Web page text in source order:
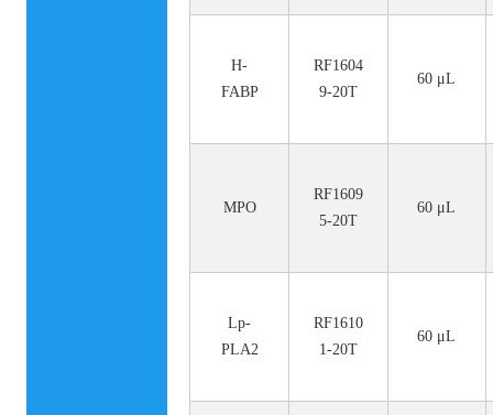
H-
FABP
RF1604
9-20T
60 μL
MPO
RF1609
5-20T
60 μL
Lp-
PLA2
RF1610
1-20T
60 μL